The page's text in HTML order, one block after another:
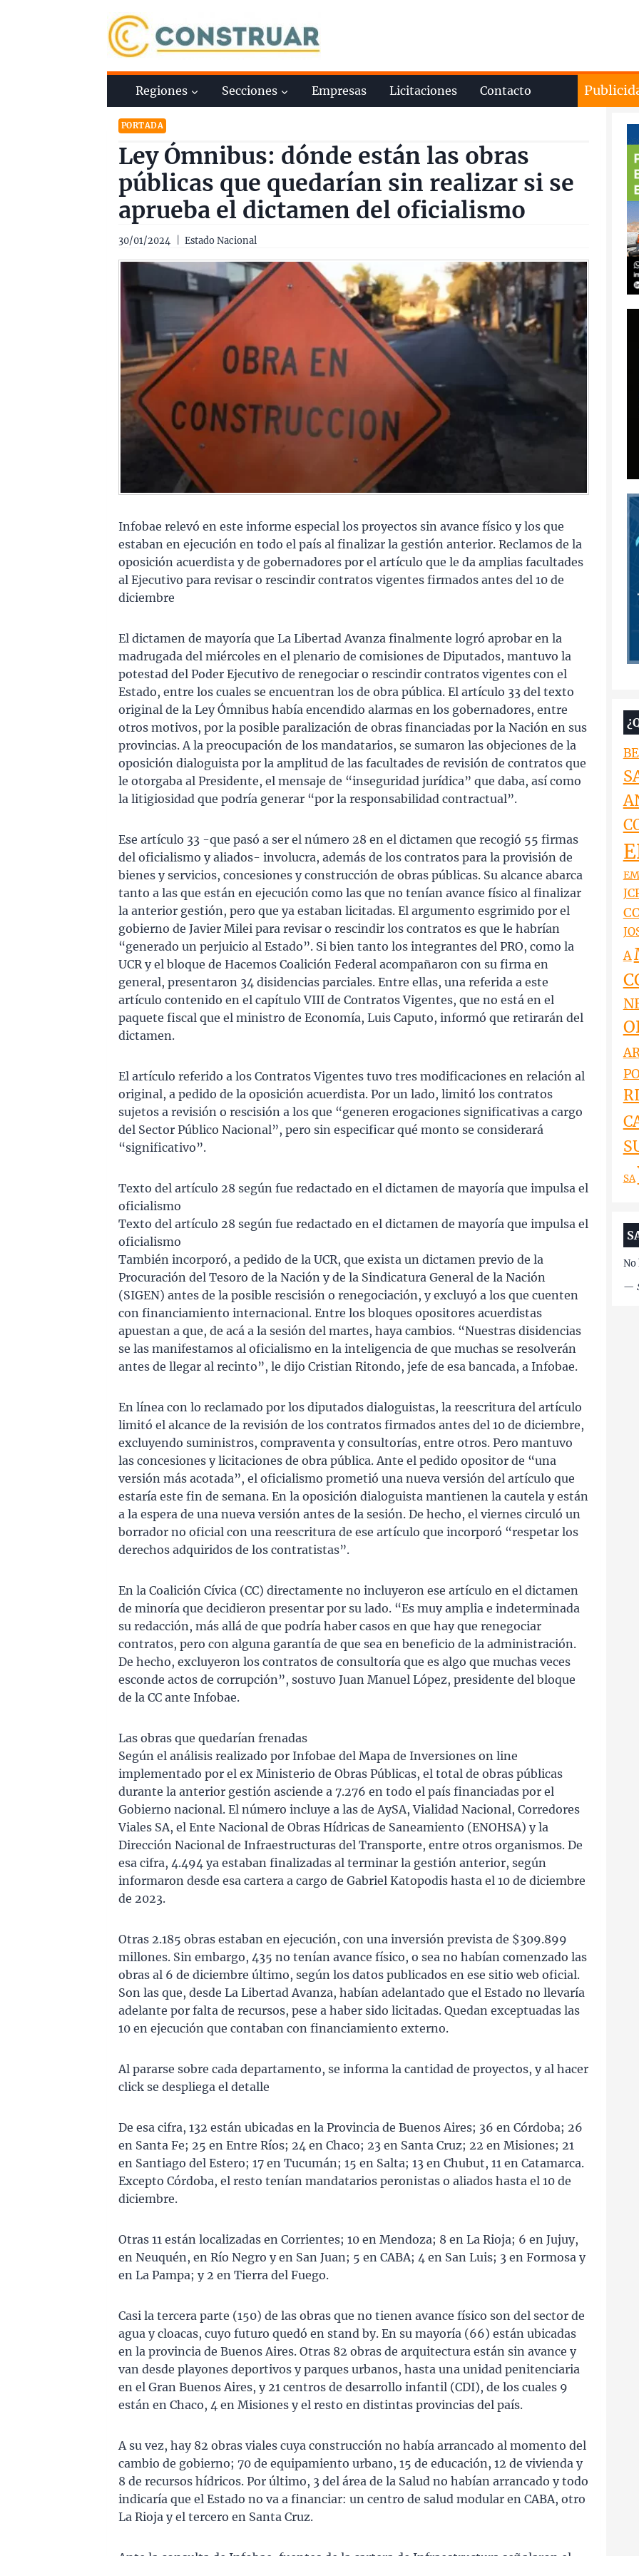
Regiones Secciones Empresas Licitaciones Contacto
PORTADA
Ley Ómnibus: dónde están las obras
públicas que quedarían sin realizar si se
aprueba el dictamen del oficialismo
30/01/2024 Estado Nacional
Infobae relevó en este informe especial los proyectos sin avance físico y los que
estaban en ejecución en todo el país al finalizar la gestión anterior. Reclamos de la
oposición acuerdista y de gobernadores por el artículo que le da amplias facultades
al Ejecutivo para revisar o rescindir contratos vigentes firmados antes del 10 de
diciembre
El dictamen de mayoría que La Libertad Avanza finalmente logró aprobar en la
madrugada del miércoles en el plenario de comisiones de Diputados, mantuvo la
potestad del Poder Ejecutivo de renegociar o rescindir contratos vigentes con el
Estado, entre los cuales se encuentran los de obra pública. El artículo 33 del texto
original de la Ley Ómnibus había encendido alarmas en los gobernadores, entre
otros motivos, por la posible paralización de obras financiadas por la Nación en sus
provincias. A la preocupación de los mandatarios, se sumaron las objeciones de la
oposición dialoguista por la amplitud de las facultades de revisión de contratos que
le otorgaba al Presidente, el mensaje de “inseguridad jurídica” que daba, así como
la litigiosidad que podría generar “por la responsabilidad contractual”.
Ese artículo 33 -que pasó a ser el número 28 en el dictamen que recogió 55 firmas
del oficialismo y aliados- involucra, además de los contratos para la provisión de
bienes y servicios, concesiones y construcción de obras públicas. Su alcance abarca
tanto a las que están en ejecución como las que no tenían avance físico al finalizar
la anterior gestión, pero que ya estaban licitadas. El argumento esgrimido por el
gobierno de Javier Milei para revisar o rescindir los contratos es que le habrían
“generado un perjuicio al Estado”. Si bien tanto los integrantes del PRO, como la
UCR y el bloque de Hacemos Coalición Federal acompañaron con su firma en
general, presentaron 34 disidencias parciales. Entre ellas, una referida a este
artículo contenido en el capítulo VIII de Contratos Vigentes, que no está en el
paquete fiscal que el ministro de Economía, Luis Caputo, informó que retirarán del
dictamen.
El artículo referido a los Contratos Vigentes tuvo tres modificaciones en relación al
original, a pedido de la oposición acuerdista. Por un lado, limitó los contratos
sujetos a revisión o rescisión a los que “generen erogaciones significativas a cargo
del Sector Público Nacional”, pero sin especificar qué monto se considerará
“significativo”.
Texto del artículo 28 según fue redactado en el dictamen de mayoría que impulsa el
oficialismo
Texto del artículo 28 según fue redactado en el dictamen de mayoría que impulsa el
oficialismo
También incorporó, a pedido de la UCR, que exista un dictamen previo de la
Procuración del Tesoro de la Nación y de la Sindicatura General de la Nación
(SIGEN) antes de la posible rescisión o renegociación, y excluyó a los que cuenten
con financiamiento internacional. Entre los bloques opositores acuerdistas
apuestan a que, de acá a la sesión del martes, haya cambios. “Nuestras disidencias
se las manifestamos al oficialismo en la inteligencia de que muchas se resolverán
antes de llegar al recinto”, le dijo Cristian Ritondo, jefe de esa bancada, a Infobae.
En línea con lo reclamado por los diputados dialoguistas, la reescritura del artículo
limitó el alcance de la revisión de los contratos firmados antes del 10 de diciembre,
excluyendo suministros, compraventa y consultorías, entre otros. Pero mantuvo
las concesiones y licitaciones de obra pública. Ante el pedido opositor de “una
versión más acotada”, el oficialismo prometió una nueva versión del artículo que
estaría este fin de semana. En la oposición dialoguista mantienen la cautela y están
a la espera de una nueva versión antes de la sesión. De hecho, el viernes circuló un
borrador no oficial con una reescritura de ese artículo que incorporó “respetar los
derechos adquiridos de los contratistas”.
En la Coalición Cívica (CC) directamente no incluyeron ese artículo en el dictamen
de minoría que decidieron presentar por su lado. “Es muy amplia e indeterminada
su redacción, más allá de que podría haber casos en que hay que renegociar
contratos, pero con alguna garantía de que sea en beneficio de la administración.
De hecho, excluyeron los contratos de consultoría que es algo que muchas veces
esconde actos de corrupción”, sostuvo Juan Manuel López, presidente del bloque
de la CC ante Infobae.
Las obras que quedarían frenadas
Según el análisis realizado por Infobae del Mapa de Inversiones on line
implementado por el ex Ministerio de Obras Públicas, el total de obras públicas
durante la anterior gestión asciende a 7.276 en todo el país financiadas por el
Gobierno nacional. El número incluye a las de AySA, Vialidad Nacional, Corredores
Viales SA, el Ente Nacional de Obras Hídricas de Saneamiento (ENOHSA) y la
Dirección Nacional de Infraestructuras del Transporte, entre otros organismos. De
esa cifra, 4.494 ya estaban finalizadas al terminar la gestión anterior, según
informaron desde esa cartera a cargo de Gabriel Katopodis hasta el 10 de diciembre
de 2023.
Otras 2.185 obras estaban en ejecución, con una inversión prevista de $309.899
millones. Sin embargo, 435 no tenían avance físico, o sea no habían comenzado las
obras al 6 de diciembre último, según los datos publicados en ese sitio web oficial.
Son las que, desde La Libertad Avanza, habían adelantado que el Estado no llevaría
adelante por falta de recursos, pese a haber sido licitadas. Quedan exceptuadas las
10 en ejecución que contaban con financiamiento externo.
Al pararse sobre cada departamento, se informa la cantidad de proyectos, y al hacer
click se despliega el detalle
De esa cifra, 132 están ubicadas en la Provincia de Buenos Aires; 36 en Córdoba; 26
en Santa Fe; 25 en Entre Ríos; 24 en Chaco; 23 en Santa Cruz; 22 en Misiones; 21
en Santiago del Estero; 17 en Tucumán; 15 en Salta; 13 en Chubut, 11 en Catamarca.
Excepto Córdoba, el resto tenían mandatarios peronistas o aliados hasta el 10 de
diciembre.
Otras 11 están localizadas en Corrientes; 10 en Mendoza; 8 en La Rioja; 6 en Jujuy,
en Neuquén, en Río Negro y en San Juan; 5 en CABA; 4 en San Luis; 3 en Formosa y
en La Pampa; y 2 en Tierra del Fuego.
Casi la tercera parte (150) de las obras que no tienen avance físico son del sector de
agua y cloacas, cuyo futuro quedó en stand by. En su mayoría (66) están ubicadas
en la provincia de Buenos Aires. Otras 82 obras de arquitectura están sin avance y
van desde playones deportivos y parques urbanos, hasta una unidad penitenciaria
en el Gran Buenos Aires, y 21 centros de desarrollo infantil (CDI), de los cuales 9
están en Chaco, 4 en Misiones y el resto en distintas provincias del país.
A su vez, hay 82 obras viales cuya construcción no había arrancado al momento del
cambio de gobierno; 70 de equipamiento urbano, 15 de educación, 12 de vivienda y
8 de recursos hídricos. Por último, 3 del área de la Salud no habían arrancado y todo
indicaría que el Estado no va a financiar: un centro de salud modular en CABA, otro
La Rioja y el tercero en Santa Cruz.
A
SA
No
—